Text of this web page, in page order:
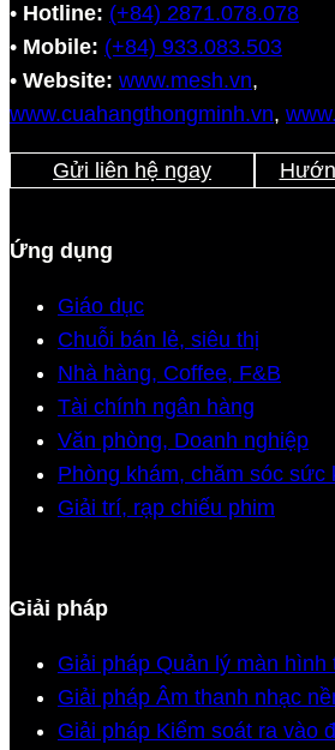
• Hotline: (+84) 2871.078.078
• Mobile: (+84) 933.083.503
• Website: www.mesh.vn,
www.cuahangthongminh.vn,
Gửi liên hệ ngay
Ứng dụng
Giáo dục
Chuỗi bán lẻ, siêu thị
Nhà hàng, Coffee, F&B
Tài chính ngân hàng
Văn phòng, Doanh nghiệp
Phòng khám, chăm sóc sức
Giải trí, rạp chiếu phim
Giải pháp
Giải pháp Quản lý màn hình
Giải pháp Âm thanh nhạc
Giải pháp Kiểm soát ra vào